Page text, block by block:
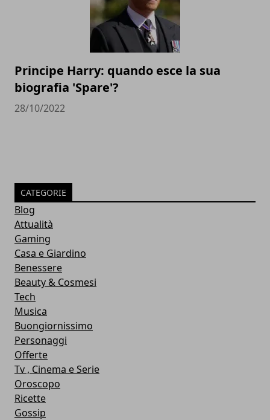
Principe Harry: quando esce la sua
biografia 'Spare'?
28/10/2022
CATEGORIE
Blog
Attualità
Gaming
Casa e Giardino
Benessere
Beauty & Cosmesi
Tech
Musica
Buongiornissimo
Personaggi
Offerte
Tv , Cinema e Serie
Oroscopo
Ricette
Gossip